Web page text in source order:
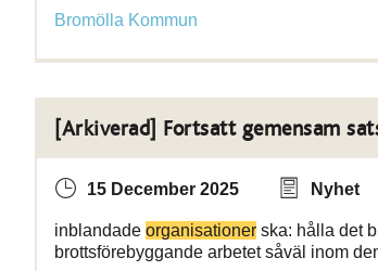
Bromölla Kommun
[Arkiverad] Fortsatt gemensam
15 December 2025 Nyhet
inblandade organisationer ska: hålla det
brottsförebyggande arbetet såväl inom